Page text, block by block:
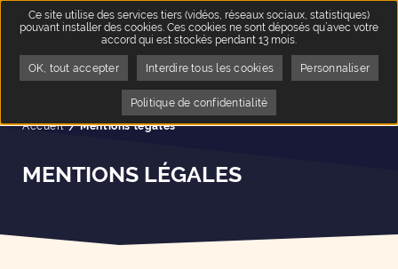
Accueil Page active :
Mentions légales
MENTIONS LÉGALES
Ce site utilise des services tiers (vidéos, réseaux sociaux, statistiques)
pouvant installer des cookies. Ces cookies ne sont déposés qu’avec votre
accord qui est stockés pendant 13 mois.
OK, tout accepter Interdire tous les cookies Personnaliser
Politique de confidentialité